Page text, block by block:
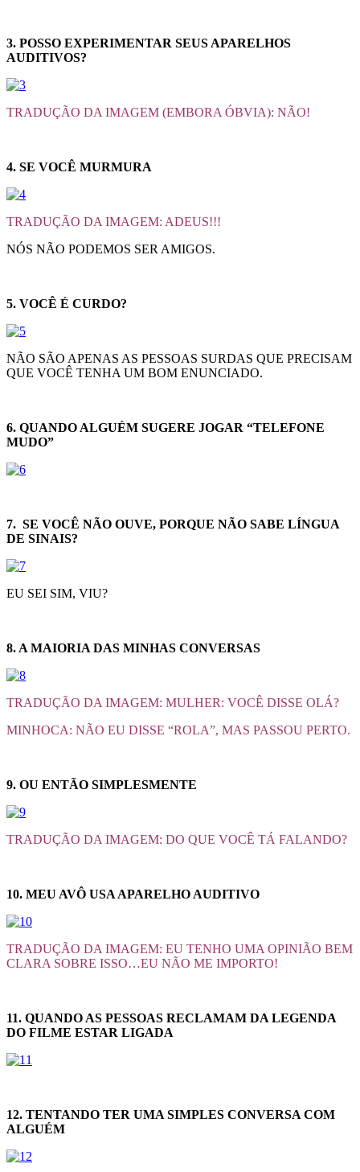
3. POSSO EXPERIMENTAR SEUS APARELHOS
AUDITIVOS?
TRADUÇÃO DA IMAGEM (EMBORA ÓBVIA): NÃO!
4. SE VOCÊ MURMURA
TRADUÇÃO DA IMAGEM: ADEUS!!!
NÓS NÃO PODEMOS SER AMIGOS.
5. VOCÊ É CURDO?
NÃO SÃO APENAS AS PESSOAS SURDAS QUE PRECISAM
QUE VOCÊ TENHA UM BOM ENUNCIADO.
6. QUANDO ALGUÉM SUGERE JOGAR “TELEFONE
MUDO”
7. SE VOCÊ NÃO OUVE, PORQUE NÃO SABE LÍNGUA
DE SINAIS?
EU SEI SIM, VIU?
8. A MAIORIA DAS MINHAS CONVERSAS
TRADUÇÃO DA IMAGEM: MULHER: VOCÊ DISSE OLÁ?
MINHOCA: NÃO EU DISSE “ROLA”, MAS PASSOU PERTO.
9. OU ENTÃO SIMPLESMENTE
TRADUÇÃO DA IMAGEM: DO QUE VOCÊ TÁ FALANDO?
10. MEU AVÔ USA APARELHO AUDITIVO
TRADUÇÃO DA IMAGEM: EU TENHO UMA OPINIÃO BEM
CLARA SOBRE ISSO…EU NÃO ME IMPORTO!
11. QUANDO AS PESSOAS RECLAMAM DA LEGENDA
DO FILME ESTAR LIGADA
12. TENTANDO TER UMA SIMPLES CONVERSA COM
ALGUÉM